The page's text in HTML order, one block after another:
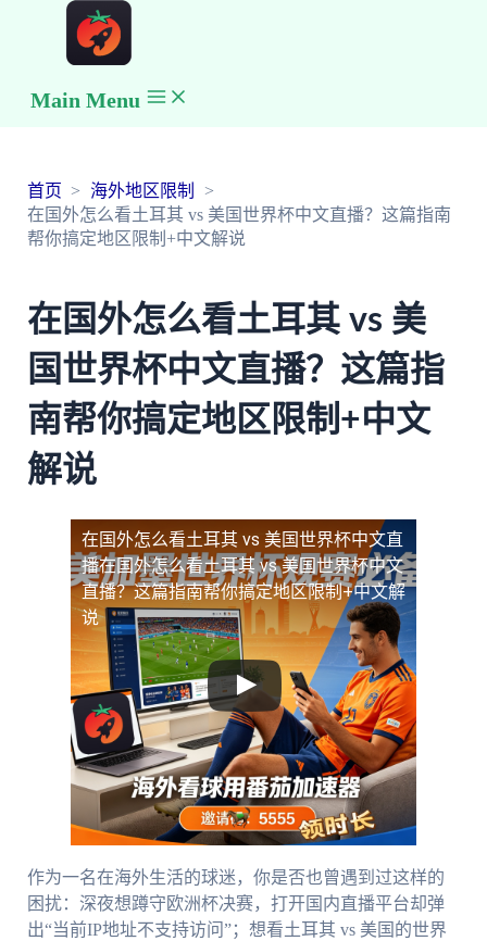
Main Menu
首页
海外地区限制
在国外怎么看土耳其 vs 美国世界杯中文直播？这篇指南
帮你搞定地区限制+中文解说
在国外怎么看土耳其 vs 美
国世界杯中文直播？这篇指
南帮你搞定地区限制+中文
解说
在国外怎么看土耳其 vs 美国世界杯中文直
播在国外怎么看土耳其 vs 美国世界杯中文
直播？这篇指南帮你搞定地区限制+中文解
说
作为一名在海外生活的球迷，你是否也曾遇到过这样的
困扰：深夜想蹲守欧洲杯决赛，打开国内直播平台却弹
出“当前IP地址不支持访问”；想看土耳其 vs 美国的世界